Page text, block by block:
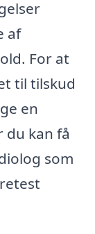
af
For at
til tilskud
en
du kan få
som